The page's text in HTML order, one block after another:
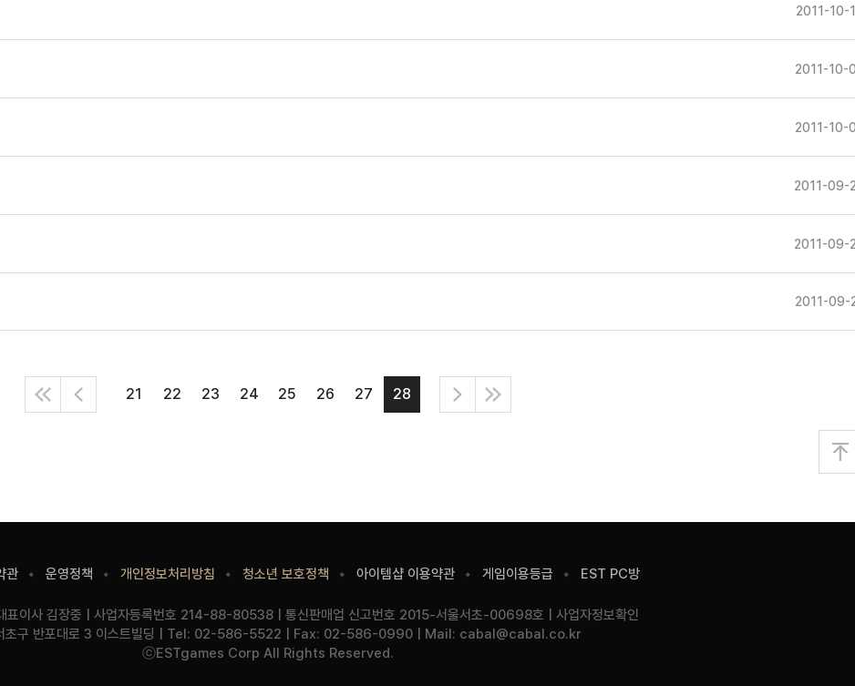
2011-10-
2011-10-
2011-10-
2011-09-
2011-09-
2011-09-
처
음
이
전
21 22 23 24 25 26 27 28
다
음
마
지
맨
관 운영정책 개인정보처리방침 청소년 보호정책 아이템샵 이용약관 게임이용등급 EST PC방
기
업
명
표이사 김장중 사업자등록번호 214-88-80538 통신판매업 신고번호 2015-서울서초-00698호
사
업
자
정
사업자정보확인
주
소
초구 반포대로 3 이스트빌딩 Tel: 02-586-5522 Fax: 02-586-0990 Mail: cabal@cabal.co.kr
Copyright
ⓒESTgames Corp All Rights Reserved.